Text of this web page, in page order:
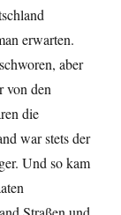
erwarten.
aber
von den
die
war stets der
Und so kam